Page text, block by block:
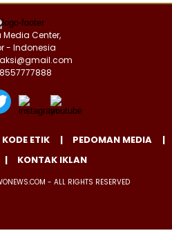
Center,
- Indonesia
KODE ETIK
PEDOMAN MEDIA
KONTAK IKLAN
- ALL RIGHTS RESERVED